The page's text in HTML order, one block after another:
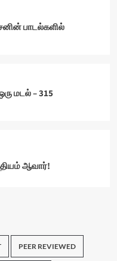
பாடல்களில்
மடல் – 315
ஆவார்!
PEER REVIEWED